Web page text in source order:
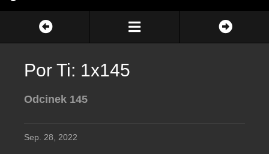
Por Ti: 1x145
Odcinek 145
Sep. 28, 2022